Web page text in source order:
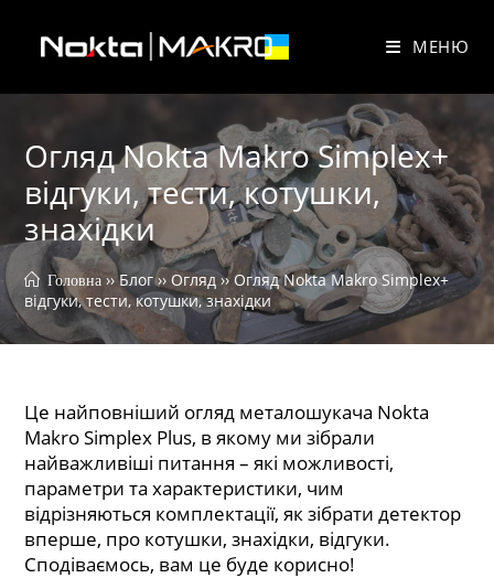
вмісту
МЕНЮ
Огляд Nokta Makro Simplex+
відгуки, тести, котушки,
знахідки
Головна ›› Блог ›› Огляд ›› Огляд Nokta Makro Simplex+
відгуки, тести, котушки, знахідки
Це найповніший огляд металошукача Nokta
Makro Simplex Plus, в якому ми зібрали
найважливіші питання – які можливості,
параметри та характеристики, чим
відрізняються комплектації, як зібрати детектор
вперше, про котушки, знахідки, відгуки.
Сподіваємось, вам це буде корисно!